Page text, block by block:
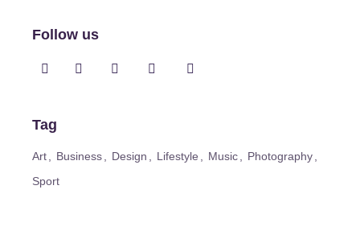
Follow us
Tag
Art Business Design Lifestyle Music
Photography
Sport